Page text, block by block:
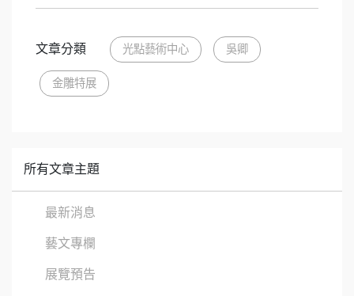
文章分類 光點藝術中心 吳卿
金雕特展
所有文章主題
最新消息
藝文專欄
展覽預告